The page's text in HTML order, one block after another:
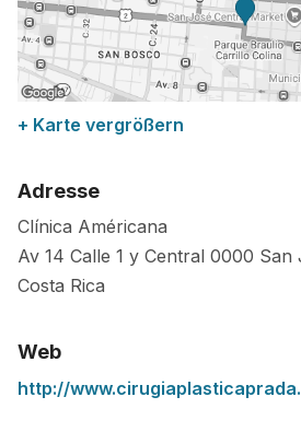
+ Karte vergrößern
Adresse
Clínica Américana
Av 14 Calle 1 y Central 0000 San
Costa Rica
Web
http://